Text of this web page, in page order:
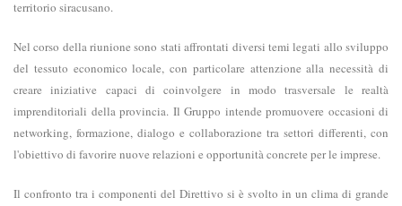
territorio siracusano.
Nel corso della riunione sono stati affrontati diversi temi legati allo sviluppo
del tessuto economico locale, con particolare attenzione alla necessità di
creare iniziative capaci di coinvolgere in modo trasversale le realtà
imprenditoriali della provincia. Il Gruppo intende promuovere occasioni di
networking, formazione, dialogo e collaborazione tra settori differenti, con
l'obiettivo di favorire nuove relazioni e opportunità concrete per le imprese.
Il confronto tra i componenti del Direttivo si è svolto in un clima di grande